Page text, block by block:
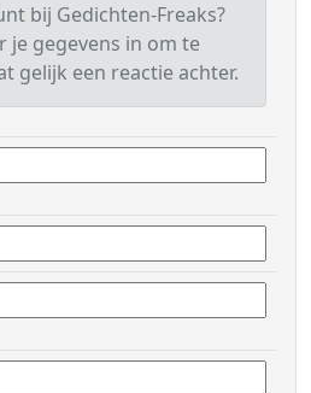
bij Gedichten-Freaks?
je gegevens in om te
gelijk een reactie achter.